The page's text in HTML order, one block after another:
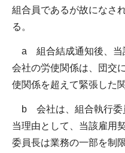
組合員であるが故になさ
る。
a 組合結成通知後、当
会社の労使関係は、団交
使関係を超えて緊張した
b 会社は、組合執行委
当理由として、当該雇用
委員長は業務の一部を制